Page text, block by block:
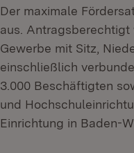
Der maximale
aus. Antragsberechtigt
Gewerbe mit Sitz,
einschließlich
3.000 Beschäftigten
und
Einrichtung in Baden-